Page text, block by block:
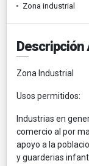
Zona industrial
Descripción
Zona Industrial
Usos permitidos:
Industrias en
comercio al por
apoyo a la
y guarderias